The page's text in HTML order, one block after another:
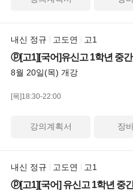
내신 정규 고도연 고1
ⓟ[고1][국어]유신고 1학년 중
8월 20일(목) 개강
[목]18:30-22:00
강의계획서 장
내신 정규 고도연 고1
ⓟ[고1][국어] 유신고 1학년 중